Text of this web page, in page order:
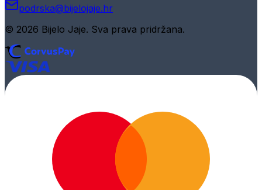
podrska@bijelojaje.hr
© 2026 Bijelo Jaje. Sva prava pridržana.